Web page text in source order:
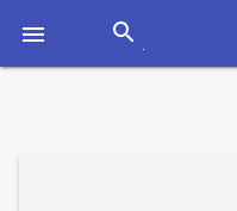
 search